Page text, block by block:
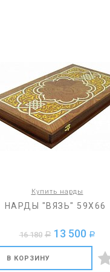
Купить нарды
НАРДЫ "ВЯЗЬ" 59Х66
16 180 a 13 500 a
В КОРЗИНУ